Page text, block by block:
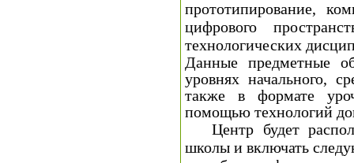
прототипирование,
цифрового
технологических
Данные предметные
уровнях начального,
также в формате
помощью технологий
Центр будет
школы и включать